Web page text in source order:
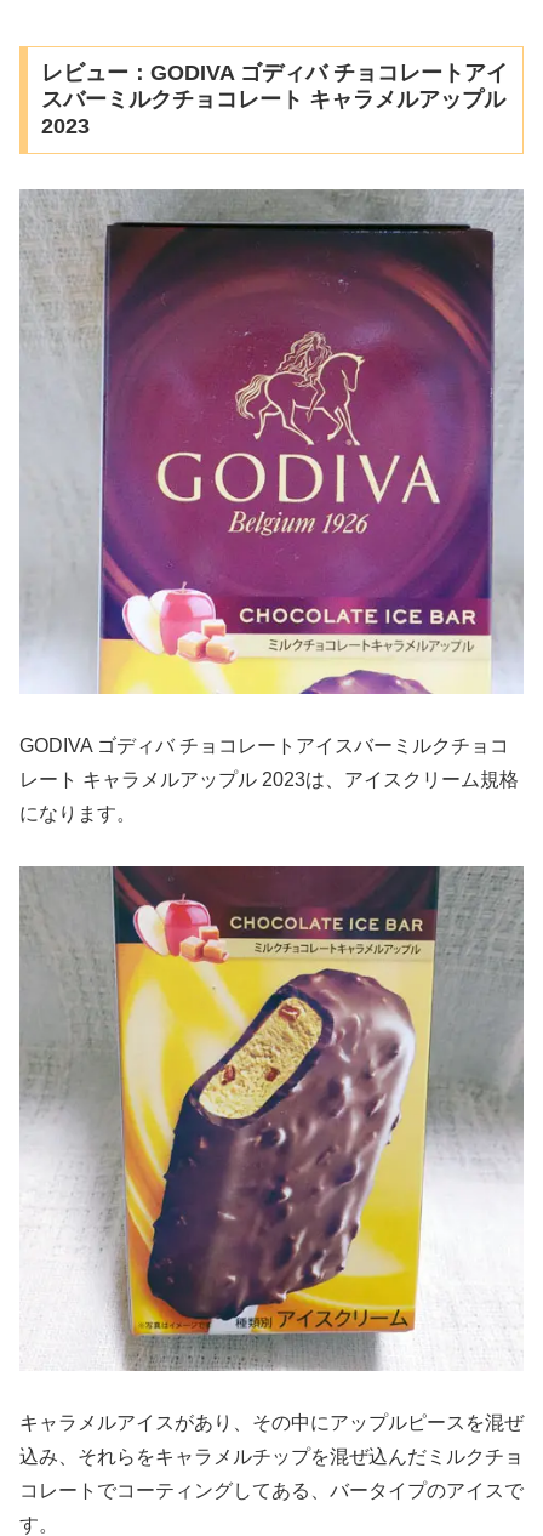
レビュー：GODIVA ゴディバ チョコレートアイ
スバーミルクチョコレート キャラメルアップル
2023
GODIVA ゴディバ チョコレートアイスバーミルクチョコ
レート キャラメルアップル 2023は、アイスクリーム規格
になります。
キャラメルアイスがあり、その中にアップルピースを混ぜ
込み、それらをキャラメルチップを混ぜ込んだミルクチョ
コレートでコーティングしてある、バータイプのアイスで
す。